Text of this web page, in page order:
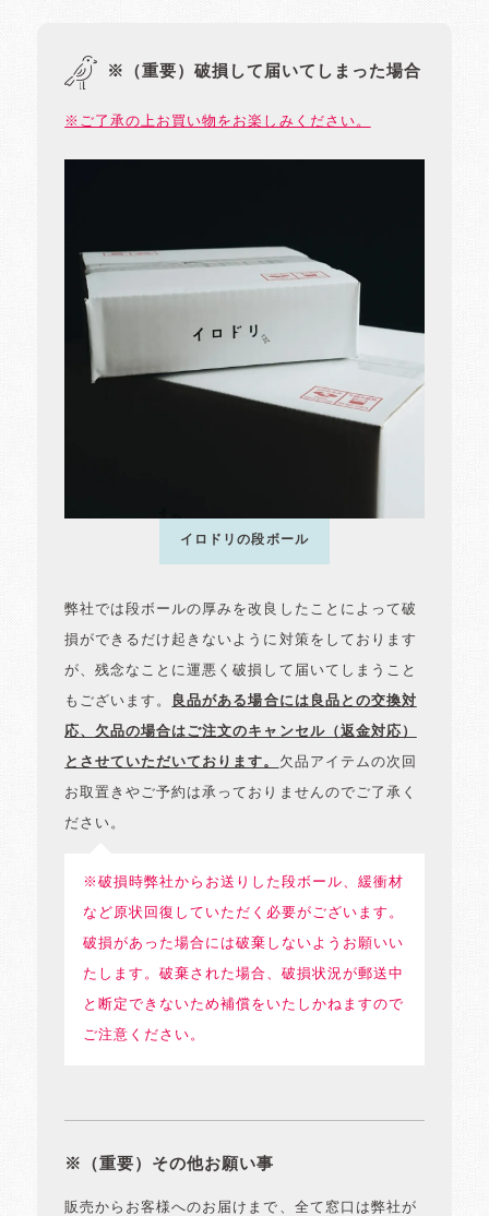
※（重要）破損して届いてしまった場合
※ご了承の上お買い物をお楽しみください。
イロドリの段ボール
弊社では段ボールの厚みを改良したことによって破
損ができるだけ起きないように対策をしております
が、残念なことに運悪く破損して届いてしまうこと
もございます。 良品がある場合には良品との交換対
応、欠品の場合はご注文のキャンセル（返金対応）
とさせていただいております。 欠品アイテムの次回
お取置きやご予約は承っておりませんのでご了承く
ださい。
※破損時弊社からお送りした段ボール、緩衝材
など原状回復していただく必要がございます。
破損があった場合には破棄しないようお願いい
たします。破棄された場合、破損状況が郵送中
と断定できないため補償をいたしかねますので
ご注意ください。
※（重要）その他お願い事
販売からお客様へのお届けまで、全て窓口は弊社が